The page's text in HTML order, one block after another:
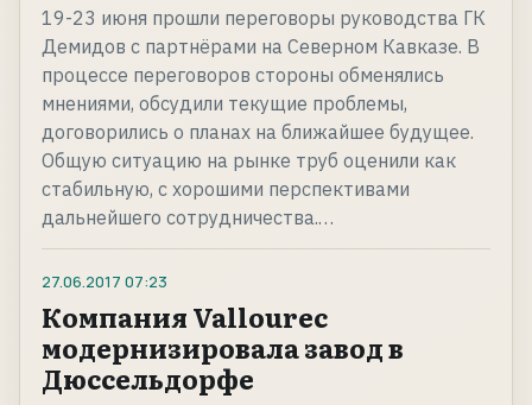
19-23 июня прошли переговоры руководства ГК
Демидов с партнёрами на Северном Кавказе. В
процессе переговоров стороны обменялись
мнениями, обсудили текущие проблемы,
договорились о планах на ближайшее будущее.
Общую ситуацию на рынке труб оценили как
стабильную, с хорошими перспективами
дальнейшего сотрудничества.…
27.06.2017 07:23
Компания Vallourec
модернизировала завод в
Дюссельдорфе